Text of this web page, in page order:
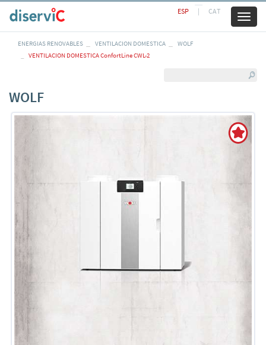
ESP | CAT
ENERGIAS RENOVABLES VENTILACION DOMESTICA
WOLF
VENTILACION DOMESTICA ConfortLine CWL-2
WOLF